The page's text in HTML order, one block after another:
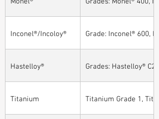
Inconel®/Incoloy® Grade: Inconel® 600,
Hastelloy® Grades: Hastelloy®
Titanium Titanium Grade 1,